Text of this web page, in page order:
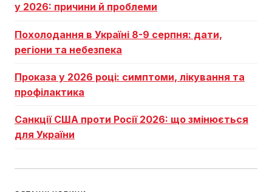
у 2026: причини й проблеми
Похолодання в Україні 8-9 серпня: дати,
регіони та небезпека
Проказа у 2026 році: симптоми, лікування та
профілактика
Санкції США проти Росії 2026: що змінюється
для України